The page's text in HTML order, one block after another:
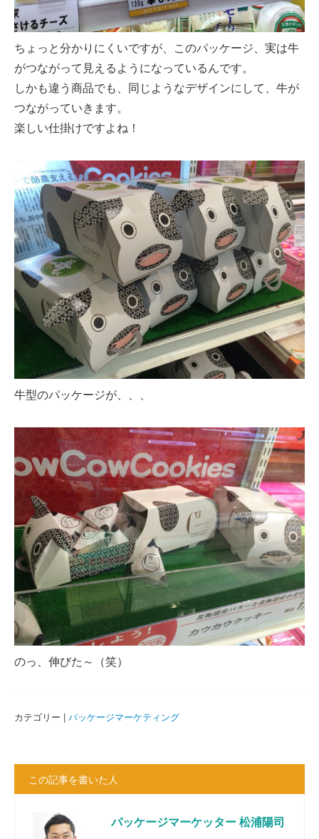
ちょっと分かりにくいですが、このパッケージ、実は牛
がつながって見えるようになっているんです。
しかも違う商品でも、同じようなデザインにして、牛が
つながっていきます。
楽しい仕掛けですよね！
牛型のパッケージが、、、
のっ、伸びた～（笑）
カテゴリー | パッケージマーケティング
この記事を書いた人
パッケージマーケッター 松浦陽司